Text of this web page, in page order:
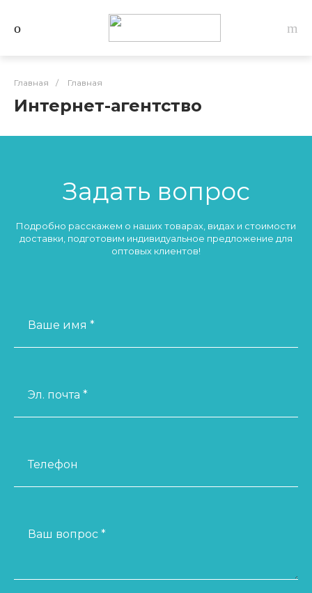
Главная / Главная
Интернет-агентство
Задать вопрос
Подробно расскажем о наших товарах, видах и стоимости
доставки, подготовим индивидуальное предложение для
оптовых клиентов!
Ваше имя *
Эл. почта *
Телефон
Ваш вопрос *